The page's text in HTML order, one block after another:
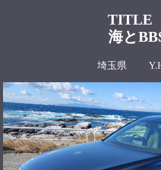
TITLE
海と
埼玉県